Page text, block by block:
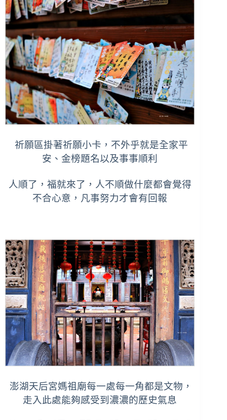
祈願區掛著祈願小卡，不外乎就是全家平
安、金榜題名以及事事順利
人順了，福就來了，人不順做什麼都會覺得
不合心意，凡事努力才會有回報
澎湖天后宮媽祖廟每一處每一角都是文物，
走入此處能夠感受到濃濃的歷史氣息